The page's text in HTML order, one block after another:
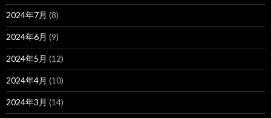
2024年7月 (8)
2024年6月 (9)
2024年5月 (12)
2024年4月 (10)
2024年3月 (14)